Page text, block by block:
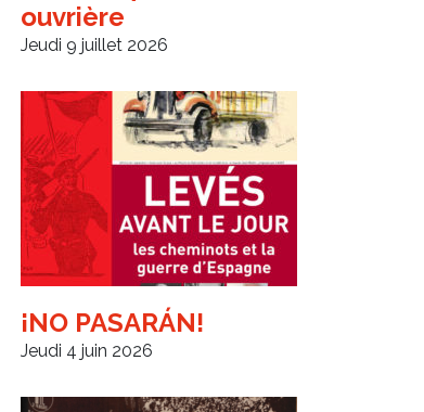
ouvrière
Jeudi 9 juillet 2026
¡NO PASARÁN!
Jeudi 4 juin 2026